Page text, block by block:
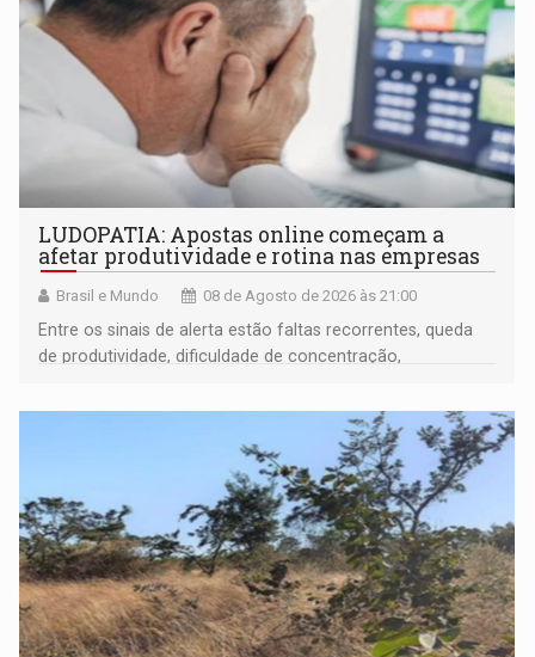
LUDOPATIA: Apostas online começam a
afetar produtividade e rotina nas empresas
Brasil e Mundo 08 de Agosto de 2026 às 21:00
Entre os sinais de alerta estão faltas recorrentes, queda
de produtividade, dificuldade de concentração,